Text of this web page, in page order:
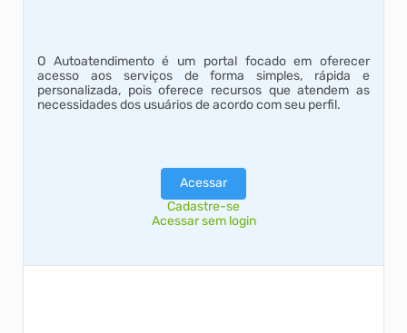
O Autoatendimento é um portal focado em oferecer
acesso aos serviços de forma simples, rápida e
personalizada, pois oferece recursos que atendem as
necessidades dos usuários de acordo com seu perfil.
Acessar
Cadastre-se
Acessar sem login